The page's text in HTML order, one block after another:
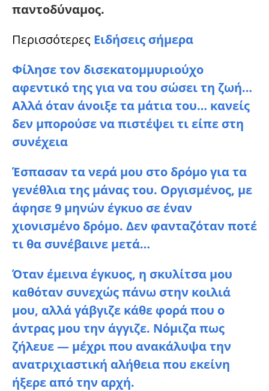
παντοδύναμος.
Περισσότερες Ειδήσεις σήμερα
Φίλησε τον δισεκατομμυριούχο
αφεντικό της για να του σώσει τη ζωή…
Αλλά όταν άνοιξε τα μάτια του… κανείς
δεν μπορούσε να πιστέψει τι είπε στη
συνέχεια
Έσπασαν τα νερά μου στο δρόμο για τα
γενέθλια της μάνας του. Οργισμένος, με
άφησε 9 μηνών έγκυο σε έναν
χιονισμένο δρόμο. Δεν φανταζόταν ποτέ
τι θα συνέβαινε μετά…
Όταν έμεινα έγκυος, η σκυλίτσα μου
καθόταν συνεχώς πάνω στην κοιλιά
μου, αλλά γάβγιζε κάθε φορά που ο
άντρας μου την άγγιζε. Νόμιζα πως
ζήλευε — μέχρι που ανακάλυψα την
ανατριχιαστική αλήθεια που εκείνη
ήξερε από την αρχή.